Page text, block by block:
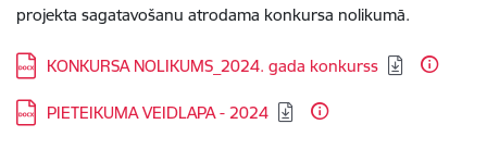
projekta sagatavošanu atrodama konkursa nolikumā.
Lejupielādēt:
KONKURSA NOLIKUMS_2024. gada konkurss
Lejupielādēt:
PIETEIKUMA VEIDLAPA - 2024